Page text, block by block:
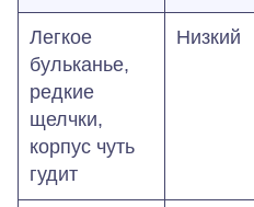
Легкое
бульканье,
редкие
щелчки,
корпус чуть
гудит
Низкий